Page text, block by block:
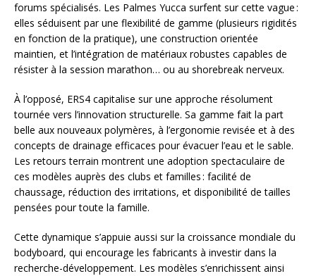
forums spécialisés. Les Palmes Yucca surfent sur cette vague :
elles séduisent par une flexibilité de gamme (plusieurs rigidités
en fonction de la pratique), une construction orientée
maintien, et l’intégration de matériaux robustes capables de
résister à la session marathon… ou au shorebreak nerveux.
À l’opposé, ERS4 capitalise sur une approche résolument
tournée vers l’innovation structurelle. Sa gamme fait la part
belle aux nouveaux polymères, à l’ergonomie revisée et à des
concepts de drainage efficaces pour évacuer l’eau et le sable.
Les retours terrain montrent une adoption spectaculaire de
ces modèles auprès des clubs et familles : facilité de
chaussage, réduction des irritations, et disponibilité de tailles
pensées pour toute la famille.
Cette dynamique s’appuie aussi sur la croissance mondiale du
bodyboard, qui encourage les fabricants à investir dans la
recherche-développement. Les modèles s’enrichissent ainsi